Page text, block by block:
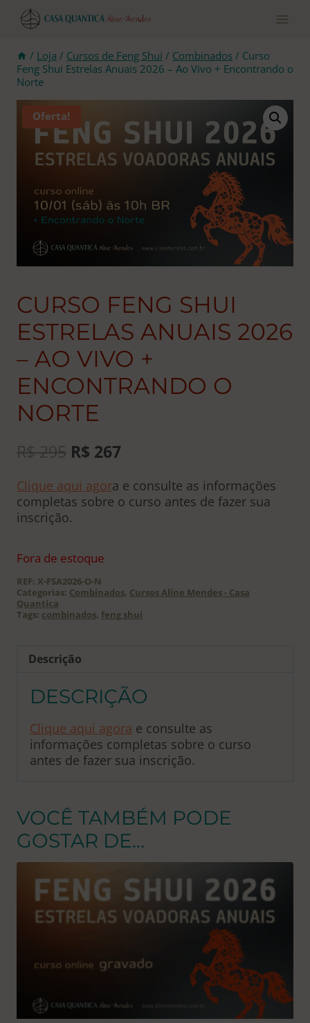
Pular
para
conteúdo
/ Loja / Cursos de Feng Shui / Combinados / Curso
Feng Shui Estrelas Anuais 2026 – Ao Vivo + Encontrando o
Norte
Oferta!
CURSO FENG SHUI
ESTRELAS ANUAIS 2026
– AO VIVO +
ENCONTRANDO O
NORTE
R$295 O
original
era:
R$ 267
atual
é:
Clique aqui agora e consulte as informações
completas sobre o curso antes de fazer sua
inscrição.
Fora de estoque
REF: X-FSA2026-O-N
Categorias: Combinados, Cursos Aline Mendes - Casa
Quantica
Tags: combinados, feng shui
Descrição
DESCRIÇÃO
Clique aqui agora e consulte as
informações completas sobre o curso
antes de fazer sua inscrição.
VOCÊ TAMBÉM PODE
GOSTAR DE…